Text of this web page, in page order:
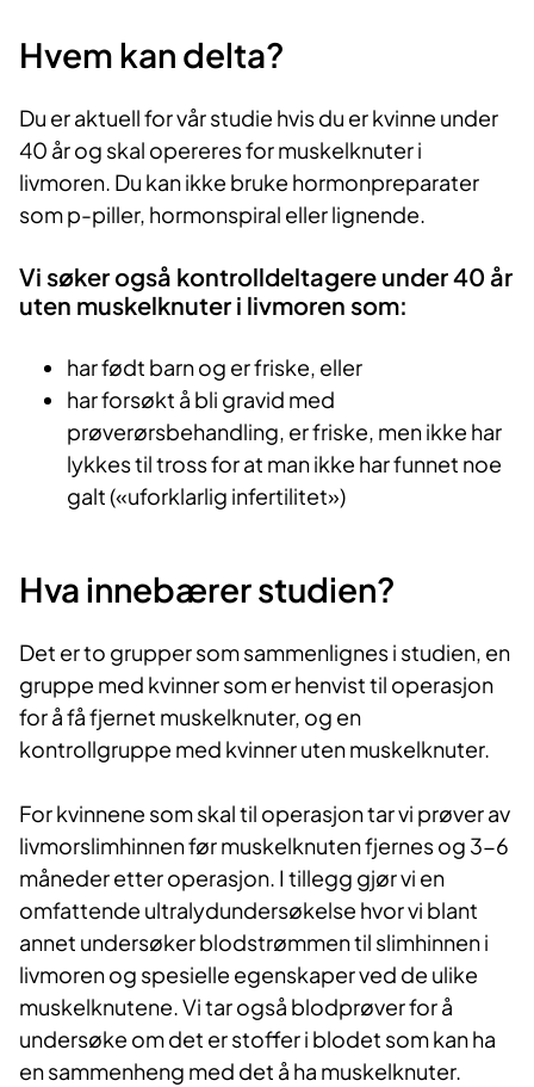
Hvem kan delta?
Du er aktuell for vår studie hvis du er kvinne under
40 år og skal opereres for muskelknuter i
livmoren. Du kan ikke bruke hormonpreparater
som p-piller, hormonspiral eller lignende.
Vi søker også kontrolldeltagere under 40 år
uten muskelknuter i livmoren som:
har født barn og er friske, eller
har forsøkt å bli gravid med
prøverørsbehandling, er friske, men ikke har
lykkes til tross for at man ikke har funnet noe
galt («uforklarlig infertilitet»)
Hva innebærer studien?
Det er to grupper som sammenlignes i studien, en
gruppe med kvinner som er henvist til operasjon
for å få fjernet muskelknuter, og en
kontrollgruppe med kvinner uten muskelknuter.
For kvinnene som skal til operasjon tar vi prøver av
livmorslimhinnen før muskelknuten fjernes og 3-6
måneder etter operasjon. I tillegg gjør vi en
omfattende ultralydundersøkelse hvor vi blant
annet undersøker blodstrømmen til slimhinnen i
livmoren og spesielle egenskaper ved de ulike
muskelknutene. Vi tar også blodprøver for å
undersøke om det er stoffer i blodet som kan ha
en sammenheng med det å ha muskelknuter.